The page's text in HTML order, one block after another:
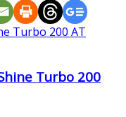
Turbo 200